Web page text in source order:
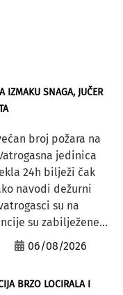
IZMAKU SNAGA, JUČER
broj požara na
jedinica
24h bilježi čak
navodi dežurni
su na
su zabilježene...
06/08/2026
BRZO LOCIRALA I